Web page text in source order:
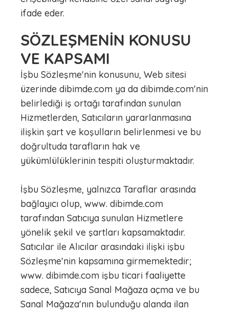
ifade eder.
SÖZLEŞMENİN KONUSU
VE KAPSAMI
İşbu Sözleşme'nin konusunu, Web sitesi
üzerinde dibimde.com ya da dibimde.com'nin
belirlediği iş ortağı tarafından sunulan
Hizmetlerden, Satıcıların yararlanmasına
ilişkin şart ve koşulların belirlenmesi ve bu
doğrultuda tarafların hak ve
yükümlülüklerinin tespiti oluşturmaktadır.
İşbu Sözleşme, yalnızca Taraflar arasında
bağlayıcı olup, www. dibimde.com
tarafından Satıcıya sunulan Hizmetlere
yönelik şekil ve şartları kapsamaktadır.
Satıcılar ile Alıcılar arasındaki ilişki işbu
Sözleşme'nin kapsamına girmemektedir;
www. dibimde.com işbu ticari faaliyette
sadece, Satıcıya Sanal Mağaza açma ve bu
Sanal Mağaza'nın bulunduğu alanda ilan